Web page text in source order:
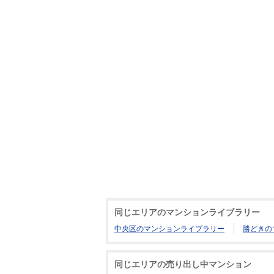
同じエリアのマンションライブラリー
中央区のマンションライブラリー 勝どき
同じエリアの売り出し中マンション